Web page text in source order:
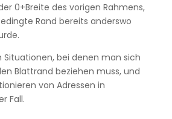
0+Breite des vorigen Rahmens,
Rand bereits anderswo
Situationen, bei denen man sich
Blattrand beziehen muss, und
von Adressen in
Fall.